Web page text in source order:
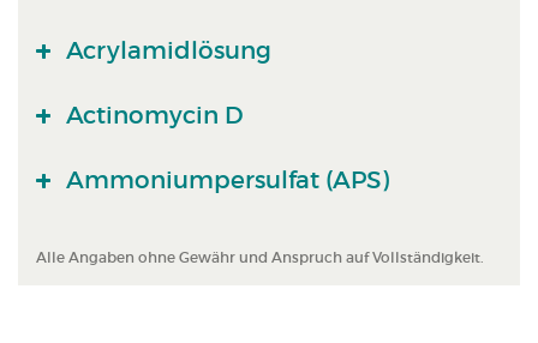
Acrylamidlösung
Actinomycin D
Ammoniumpersulfat (APS)
Alle Angaben ohne Gewähr und Anspruch auf Vollständigkeit.